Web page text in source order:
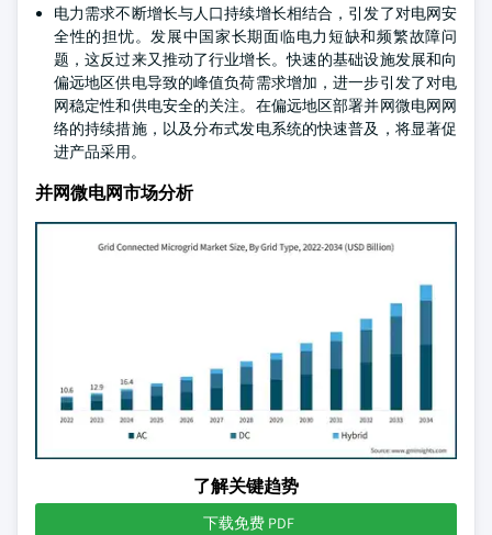
电力需求不断增长与人口持续增长相结合，引发了对电网安
全性的担忧。发展中国家长期面临电力短缺和频繁故障问
题，这反过来又推动了行业增长。快速的基础设施发展和向
偏远地区供电导致的峰值负荷需求增加，进一步引发了对电
网稳定性和供电安全的关注。在偏远地区部署并网微电网网
络的持续措施，以及分布式发电系统的快速普及，将显著促
进产品采用。
并网微电网市场分析
了解关键趋势
下载免费 PDF